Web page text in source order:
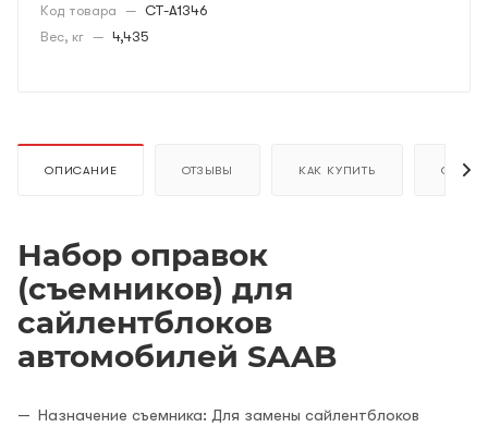
Код товара — CT-A1346
Вес, кг — 4,435
ОПИСАНИЕ ОТЗЫВЫ КАК КУПИТЬ ОПЛАТА
Набор оправок
(съемников) для
сайлентблоков
автомобилей SAAB
Назначение съемника: Для замены сайлентблоков